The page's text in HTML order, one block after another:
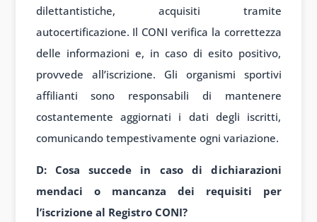
dilettantistiche, acquisiti tramite
autocertificazione. Il CONI verifica la correttezza
delle informazioni e, in caso di esito positivo,
provvede all’iscrizione. Gli organismi sportivi
affilianti sono responsabili di mantenere
costantemente aggiornati i dati degli iscritti,
comunicando tempestivamente ogni variazione.
D: Cosa succede in caso di dichiarazioni
mendaci o mancanza dei requisiti per
l’iscrizione al Registro CONI?